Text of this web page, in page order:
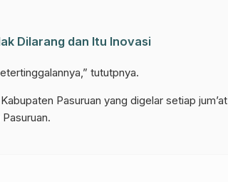
Dilarang dan Itu Inovasi
tututpnya.
Pasuruan yang digelar setiap jum’at